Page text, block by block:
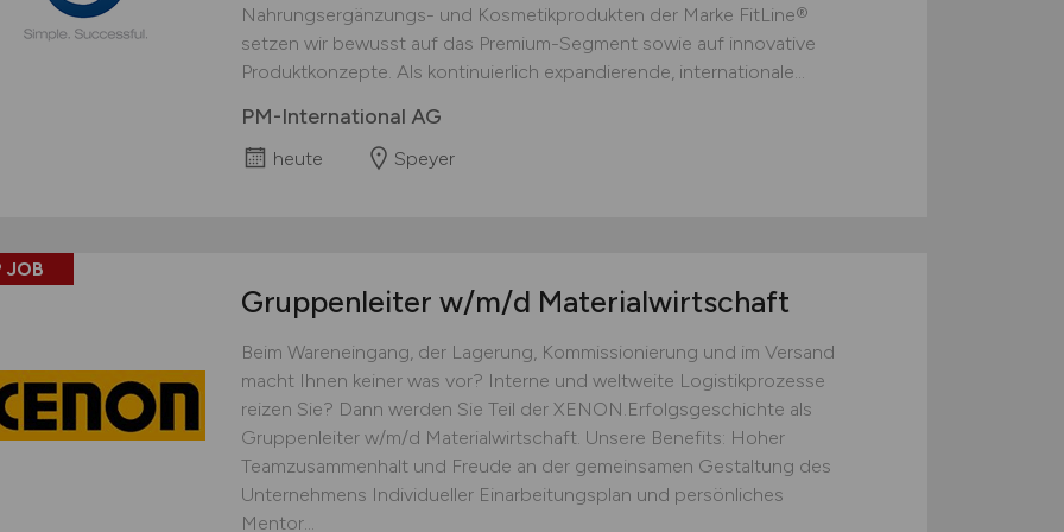
Nahrungsergänzungs- und Kosmetikprodukten der Marke FitLine®
setzen wir bewusst auf das Premium-Segment sowie auf innovative
Produktkonzepte. Als kontinuierlich expandierende, internationale...
PM-International AG
heute Speyer
JOB
Gruppenleiter w/m/d Materialwirtschaft
Beim Wareneingang, der Lagerung, Kommissionierung und im Versand
macht Ihnen keiner was vor? Interne und weltweite Logistikprozesse
reizen Sie? Dann werden Sie Teil der XENON.Erfolgsgeschichte als
Gruppenleiter w/m/d Materialwirtschaft. Unsere Benefits: Hoher
Teamzusammenhalt und Freude an der gemeinsamen Gestaltung des
Unternehmens Individueller Einarbeitungsplan und persönliches
Mentor...